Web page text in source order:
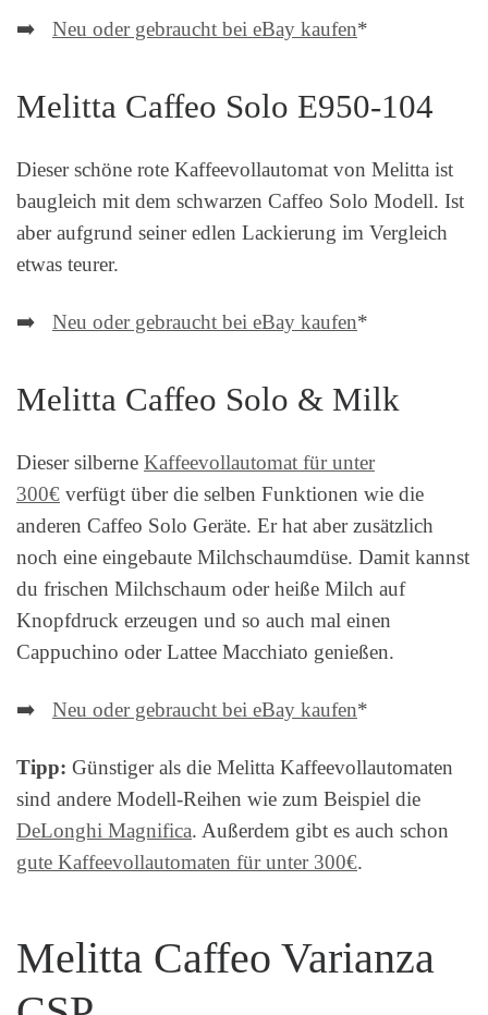
➡️ Neu oder gebraucht bei eBay kaufen*
Melitta Caffeo Solo E950-104
Dieser schöne rote Kaffeevollautomat von Melitta ist
baugleich mit dem schwarzen Caffeo Solo Modell. Ist
aber aufgrund seiner edlen Lackierung im Vergleich
etwas teurer.
➡️ Neu oder gebraucht bei eBay kaufen*
Melitta Caffeo Solo & Milk
Dieser silberne Kaffeevollautomat für unter
300€ verfügt über die selben Funktionen wie die
anderen Caffeo Solo Geräte. Er hat aber zusätzlich
noch eine eingebaute Milchschaumdüse. Damit kannst
du frischen Milchschaum oder heiße Milch auf
Knopfdruck erzeugen und so auch mal einen
Cappuchino oder Lattee Macchiato genießen.
➡️ Neu oder gebraucht bei eBay kaufen*
Tipp: Günstiger als die Melitta Kaffeevollautomaten
sind andere Modell-Reihen wie zum Beispiel die
DeLonghi Magnifica. Außerdem gibt es auch schon
gute Kaffeevollautomaten für unter 300€.
Melitta Caffeo Varianza